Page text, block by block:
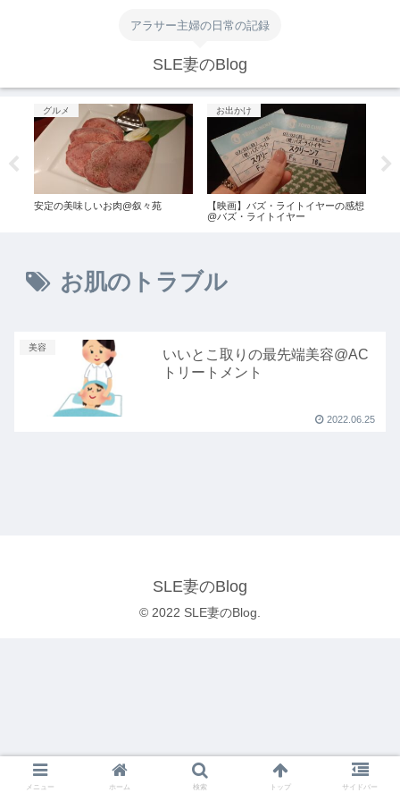
アラサー主婦の日常の記録
SLE妻のBlog
グルメ
安定の美味しいお肉@叙々苑
お出かけ
【映画】バズ・ライトイヤーの感想
@バズ・ライトイヤー
お肌のトラブル
美容
いいとこ取りの最先端美容@AC
トリートメント
2022.06.25
SLE妻のBlog
© 2022 SLE妻のBlog.
メニュー ホーム 検索 トップ サイドバー